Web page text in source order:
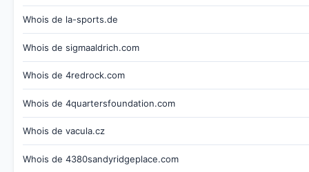
Whois de la-sports.de
Whois de sigmaaldrich.com
Whois de 4redrock.com
Whois de 4quartersfoundation.com
Whois de vacula.cz
Whois de 4380sandyridgeplace.com